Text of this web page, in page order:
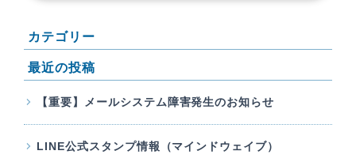
カテゴリー
最近の投稿
【重要】メールシステム障害発生のお知らせ
LINE公式スタンプ情報（マインドウェイブ）